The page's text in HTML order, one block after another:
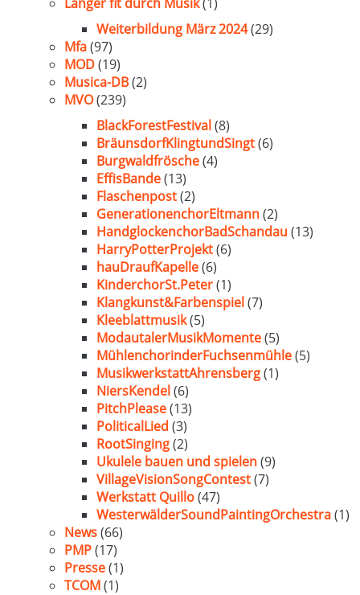
Weiterbildung März 2024(29)
Mfa(97)
MOD(19)
Musica-DB(2)
MVO(239)
BlackForestFestival(8)
BräunsdorfKlingtundSingt(6)
Burgwaldfrösche(4)
EffisBande(13)
Flaschenpost(2)
GenerationenchorEltmann(2)
HandglockenchorBadSchandau(13)
HarryPotterProjekt(6)
hauDraufKapelle(6)
KinderchorSt.Peter(1)
Klangkunst&Farbenspiel(7)
Kleeblattmusik(5)
ModautalerMusikMomente(5)
MühlenchorinderFuchsenmühle(5)
MusikwerkstattAhrensberg(1)
NiersKendel(6)
PitchPlease(13)
PoliticalLied (3)
RootSinging(2)
Ukulele bauen und spielen(9)
VillageVisionSongContest(7)
Werkstatt Quillo(47)
WesterwälderSoundPaintingOrchestra(1)
News(66)
PMP(17)
Presse(1)
TCOM(1)